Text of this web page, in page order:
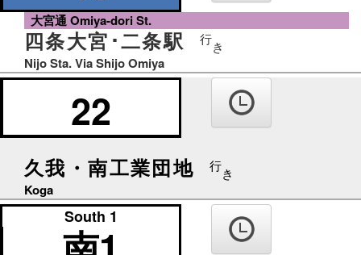
大宮通 Omiya-dori St.
四条大宮･二条駅 行き
Nijo Sta. Via Shijo Omiya
22
久我・南工業団地 行き
Koga
South 1